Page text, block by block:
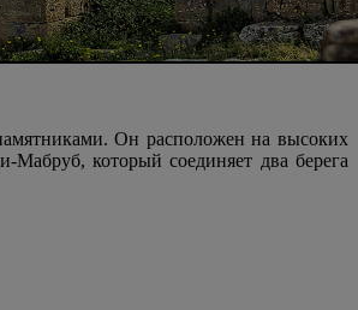
Он расположен на высоких
который соединяет два берега